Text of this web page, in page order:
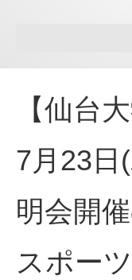
【仙台
7月23日
明会開
スポー